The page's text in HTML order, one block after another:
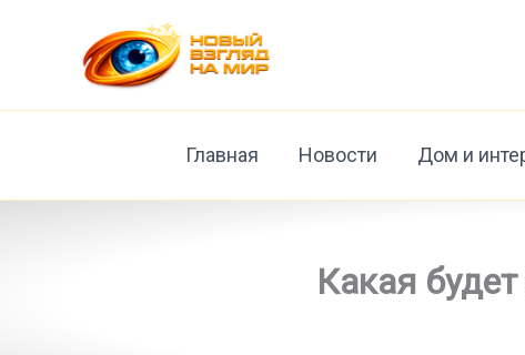
содержимому
Главная Новости Дом и
Какая